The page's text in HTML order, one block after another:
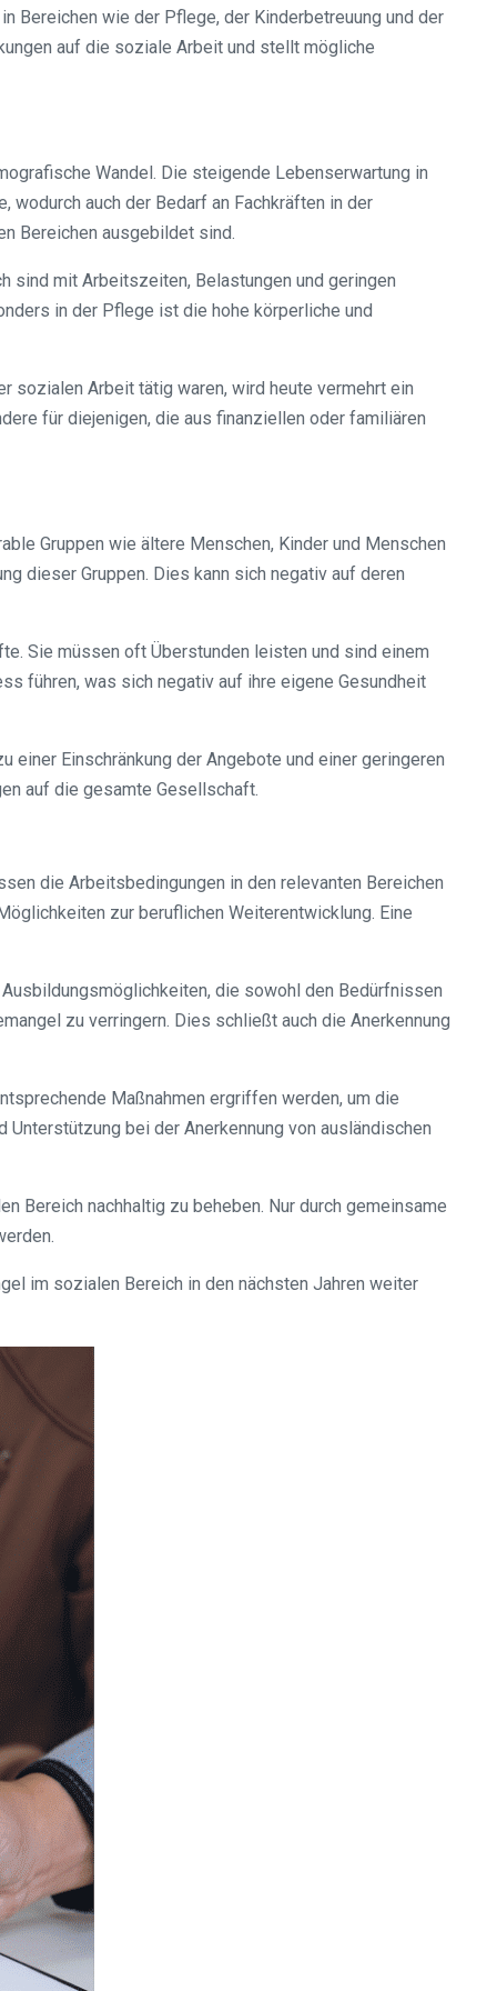
Bereichen wie der Pflege, der Kinderbetreuung und der
auf die soziale Arbeit und stellt mögliche
Wandel. Die steigende Lebenserwartung in
wodurch auch der Bedarf an Fachkräften in der
Bereichen ausgebildet sind.
sind mit Arbeitszeiten, Belastungen und geringen
in der Pflege ist die hohe körperliche und
sozialen Arbeit tätig waren, wird heute vermehrt ein
für diejenigen, die aus finanziellen oder familiären
Gruppen wie ältere Menschen, Kinder und Menschen
dieser Gruppen. Dies kann sich negativ auf deren
Sie müssen oft Überstunden leisten und sind einem
führen, was sich negativ auf ihre eigene Gesundheit
Einschränkung der Angebote und einer geringeren
auf die gesamte Gesellschaft.
die Arbeitsbedingungen in den relevanten Bereichen
zur beruflichen Weiterentwicklung. Eine
die sowohl den Bedürfnissen
zu verringern. Dies schließt auch die Anerkennung
Maßnahmen ergriffen werden, um die
bei der Anerkennung von ausländischen
Bereich nachhaltig zu beheben. Nur durch gemeinsame
im sozialen Bereich in den nächsten Jahren weiter